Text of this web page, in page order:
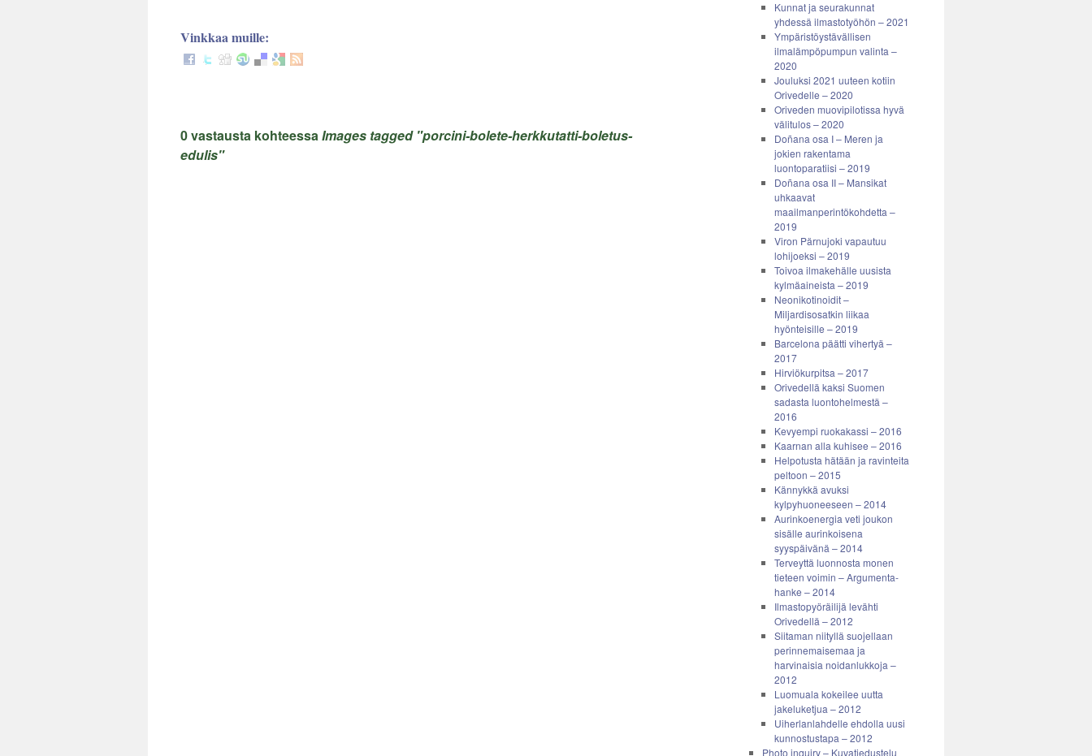
Vinkkaa muille:
0 vastausta kohteessaImages tagged "porcini-bolete-herkkutatti-boletus-
edulis"
Kunnat ja seurakunnat
yhdessä ilmastotyöhön – 2021
Ympäristöystävällisen
ilmalämpöpumpun valinta –
2020
Jouluksi 2021 uuteen kotiin
Orivedelle – 2020
Oriveden muovipilotissa hyvä
välitulos – 2020
Doñana osa I – Meren ja
jokien rakentama
luontoparatiisi – 2019
Doñana osa II – Mansikat
uhkaavat
maailmanperintökohdetta –
2019
Viron Pärnujoki vapautuu
lohijoeksi – 2019
Toivoa ilmakehälle uusista
kylmäaineista – 2019
Neonikotinoidit –
Miljardisosatkin liikaa
hyönteisille – 2019
Barcelona päätti vihertyä –
2017
Hirviökurpitsa – 2017
Orivedellä kaksi Suomen
sadasta luontohelmestä –
2016
Kevyempi ruokakassi – 2016
Kaarnan alla kuhisee – 2016
Helpotusta hätään ja ravinteita
peltoon – 2015
Kännykkä avuksi
kylpyhuoneeseen – 2014
Aurinkoenergia veti joukon
sisälle aurinkoisena
syyspäivänä – 2014
Terveyttä luonnosta monen
tieteen voimin – Argumenta-
hanke – 2014
Ilmastopyöräilijä levähti
Orivedellä – 2012
Siitaman niityllä suojellaan
perinnemaisemaa ja
harvinaisia noidanlukkoja –
2012
Luomuala kokeilee uutta
jakeluketjua – 2012
Uiherlanlahdelle ehdolla uusi
kunnostustapa – 2012
Photo inquiry – Kuvatiedustelu